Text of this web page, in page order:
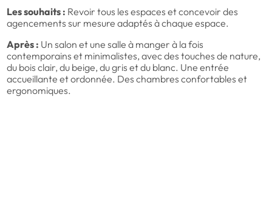
Les souhaits : Revoir tous les espaces et concevoir des
agencements sur mesure adaptés à chaque espace.
Après : Un salon et une salle à manger à la fois
contemporains et minimalistes, avec des touches de nature,
du bois clair, du beige, du gris et du blanc. Une entrée
accueillante et ordonnée. Des chambres confortables et
ergonomiques.